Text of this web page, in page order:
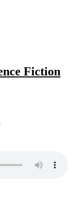
Fiction